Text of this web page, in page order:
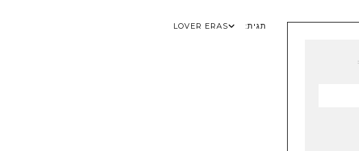
תגית: LOVER ERAS